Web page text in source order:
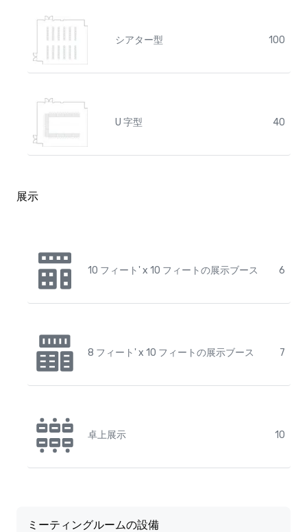
シアター型 100
U 字型 40
展示
10 フィート' x 10 フィートの展示ブース 6
8 フィート' x 10 フィートの展示ブース 7
卓上展示 10
ミーティングルームの設備